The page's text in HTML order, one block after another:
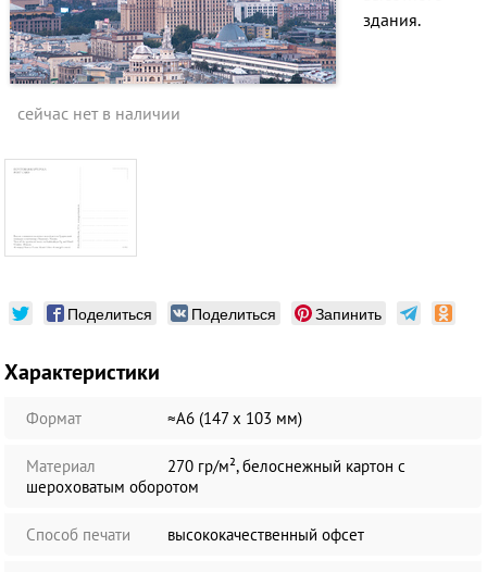
здания.
сейчас нет в наличии
Поделиться Поделиться Запинить
Характеристики
Формат ≈А6 (147 х 103 мм)
Материал
270 гр/м², белоснежный картон с
шероховатым оборотом
Способ печати высококачественный офсет